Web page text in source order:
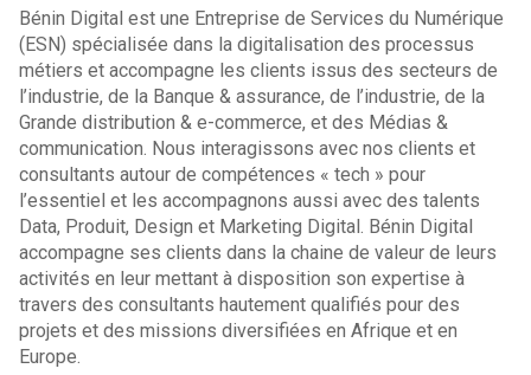
Bénin Digital est une Entreprise de Services du Numérique
(ESN) spécialisée dans la digitalisation des processus
métiers et accompagne les clients issus des secteurs de
l’industrie, de la Banque & assurance, de l’industrie, de la
Grande distribution & e-commerce, et des Médias &
communication. Nous interagissons avec nos clients et
consultants autour de compétences « tech » pour
l’essentiel et les accompagnons aussi avec des talents
Data, Produit, Design et Marketing Digital. Bénin Digital
accompagne ses clients dans la chaine de valeur de leurs
activités en leur mettant à disposition son expertise à
travers des consultants hautement qualifiés pour des
projets et des missions diversifiées en Afrique et en
Europe.